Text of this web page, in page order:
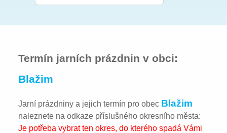
Termín jarních prázdnin v obci:
Blažim
Jarní prázdniny a jejich termín pro obec Blažim
naleznete na odkaze příslušného okresního města:
Je potřeba vybrat ten okres, do kterého spadá Vámi